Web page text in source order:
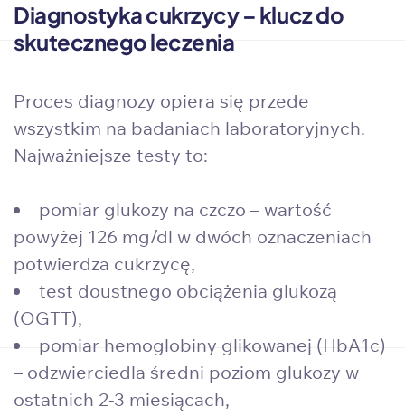
Diagnostyka cukrzycy – klucz do
skutecznego leczenia
Proces diagnozy opiera się przede
wszystkim na badaniach laboratoryjnych.
Najważniejsze testy to:
pomiar glukozy na czczo – wartość
powyżej 126 mg/dl w dwóch oznaczeniach
potwierdza cukrzycę,
test doustnego obciążenia glukozą
(OGTT),
pomiar hemoglobiny glikowanej (HbA1c)
– odzwierciedla średni poziom glukozy w
ostatnich 2-3 miesiącach,